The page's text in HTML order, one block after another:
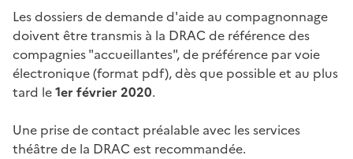
Les dossiers de demande d'aide au compagnonnage
doivent être transmis à la DRAC de référence des
compagnies "accueillantes", de préférence par voie
électronique (format pdf), dès que possible et au plus
tard le1er février 2020.
Une prise de contact préalable avec les services
théâtre de la DRAC est recommandée.